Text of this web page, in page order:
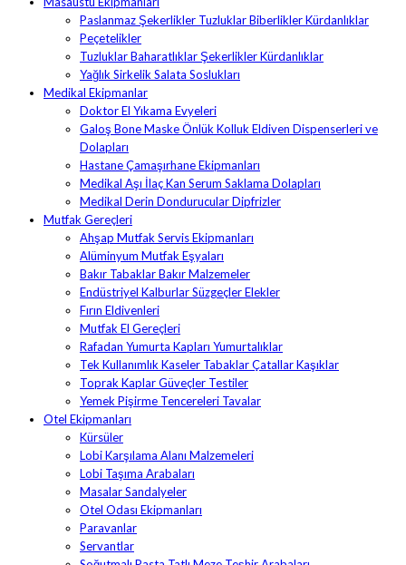
Paslanmaz Şekerlikler Tuzluklar Biberlikler Kürdanlıklar
Peçetelikler
Tuzluklar Baharatlıklar Şekerlikler Kürdanlıklar
Yağlık Sirkelik Salata Soslukları
Medikal Ekipmanlar
Doktor El Yıkama Evyeleri
Galoş Bone Maske Önlük Kolluk Eldiven Dispenserleri ve
Dolapları
Hastane Çamaşırhane Ekipmanları
Medikal Aşı İlaç Kan Serum Saklama Dolapları
Medikal Derin Dondurucular Dipfrizler
Mutfak Gereçleri
Ahşap Mutfak Servis Ekipmanları
Alüminyum Mutfak Eşyaları
Bakır Tabaklar Bakır Malzemeler
Endüstriyel Kalburlar Süzgeçler Elekler
Fırın Eldivenleri
Mutfak El Gereçleri
Rafadan Yumurta Kapları Yumurtalıklar
Tek Kullanımlık Kaseler Tabaklar Çatallar Kaşıklar
Toprak Kaplar Güveçler Testiler
Yemek Pişirme Tencereleri Tavalar
Otel Ekipmanları
Kürsüler
Lobi Karşılama Alanı Malzemeleri
Lobi Taşıma Arabaları
Masalar Sandalyeler
Otel Odası Ekipmanları
Paravanlar
Servantlar